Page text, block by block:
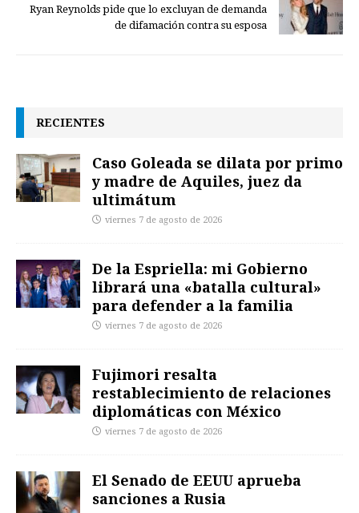
Ryan Reynolds pide que lo excluyan de demanda
de difamación contra su esposa
RECIENTES
Caso Goleada se dilata por primo
y madre de Aquiles, juez da
ultimátum
viernes 7 de agosto de 2026
De la Espriella: mi Gobierno
librará una «batalla cultural»
para defender a la familia
viernes 7 de agosto de 2026
Fujimori resalta
restablecimiento de relaciones
diplomáticas con México
viernes 7 de agosto de 2026
El Senado de EEUU aprueba
sanciones a Rusia